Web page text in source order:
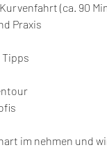
(ca. 90
Praxis
im nehmen und